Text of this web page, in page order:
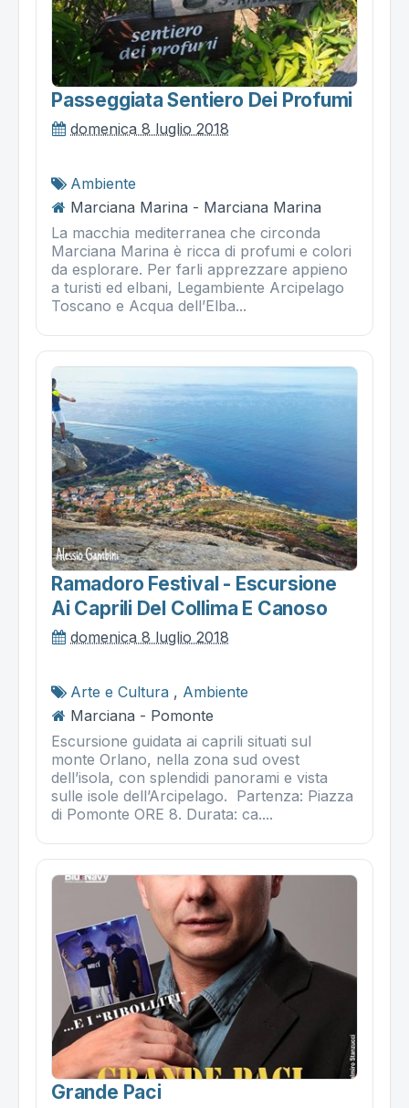
Passeggiata Sentiero Dei Profumi
domenica 8 luglio 2018
Ambiente
Marciana Marina - Marciana Marina
La macchia mediterranea che circonda
Marciana Marina è ricca di profumi e colori
da esplorare. Per farli apprezzare appieno
a turisti ed elbani, Legambiente Arcipelago
Toscano e Acqua dell’Elba...
Ramadoro Festival - Escursione
Ai Caprili Del Collima E Canoso
domenica 8 luglio 2018
Arte e Cultura , Ambiente
Marciana - Pomonte
Escursione guidata ai caprili situati sul
monte Orlano, nella zona sud ovest
dell’isola, con splendidi panorami e vista
sulle isole dell’Arcipelago. Partenza: Piazza
di Pomonte ORE 8. Durata: ca....
Grande Paci